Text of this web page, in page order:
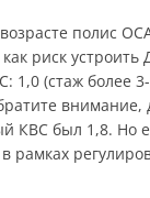
полис
риск
1,0 (стаж более
внимание,
КВС был 1,8. Но
рамках